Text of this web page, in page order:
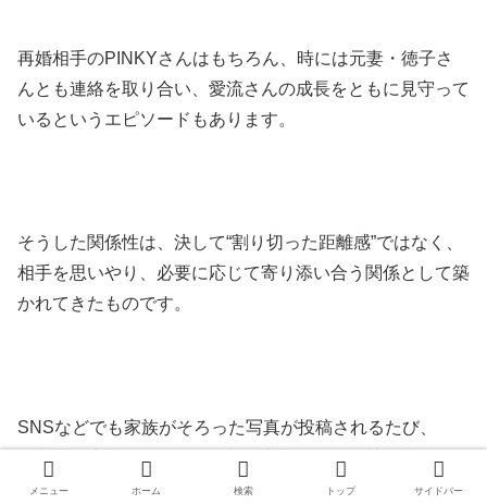
再婚相手のPINKYさんはもちろん、時には元妻・徳子さ
んとも連絡を取り合い、愛流さんの成長をともに見守って
いるというエピソードもあります。
そうした関係性は、決して“割り切った距離感”ではなく、
相手を思いやり、必要に応じて寄り添い合う関係として築
かれてきたものです。
SNSなどでも家族がそろった写真が投稿されるたび、
「本当に素敵な関係」「理想の家族像」と称賛の声が多く
寄せられており、多くの人に希望を与える存在となってい
メニュー ホーム 検索 トップ サイドバー